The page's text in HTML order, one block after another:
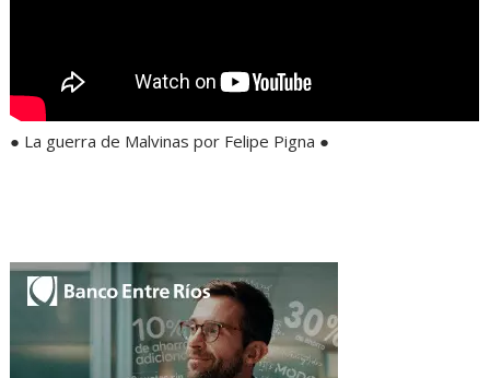
● La guerra de Malvinas por Felipe Pigna ●